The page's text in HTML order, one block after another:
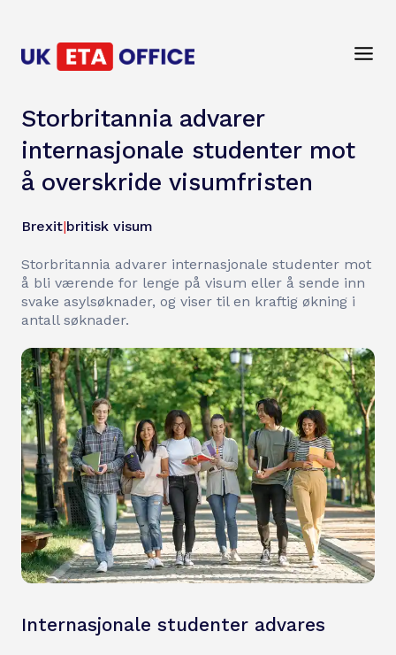
Storbritannia advarer
internasjonale studenter mot
å overskride visumfristen
Brexit|britisk visum
Storbritannia advarer internasjonale studenter mot
å bli værende for lenge på visum eller å sende inn
svake asylsøknader, og viser til en kraftig økning i
antall søknader.
Internasjonale studenter advares